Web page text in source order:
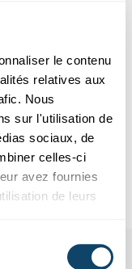
le contenu
relatives aux
Nous
sur l'utilisation de
sociaux, de
celles-ci
avez fournies
de leurs
à l'intérieur
cette expérience.
tour de magie !
(FNR)